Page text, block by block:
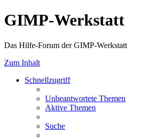
GIMP-Werkstatt
Das Hilfe-Forum der GIMP-Werkstatt
Zum Inhalt
Schnellzugriff
Unbeantwortete Themen
Aktive Themen
Suche